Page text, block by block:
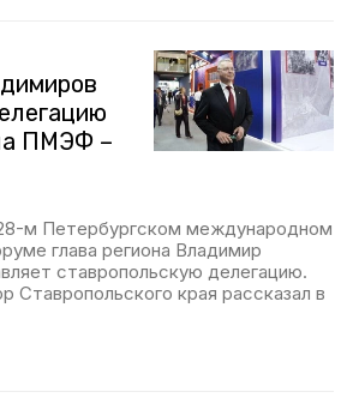
ПМЭФ –
м Петербургском международном
глава региона Владимир
ставропольскую делегацию.
Ставропольского края рассказал в